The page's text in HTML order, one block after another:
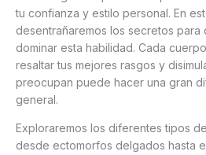
tu confianza y estilo personal. En
desentrañaremos los secretos para
dominar esta habilidad. Cada
resaltar tus mejores rasgos y
preocupan puede hacer una gran
general.
Exploraremos los diferentes tipos
desde ectomorfos delgados hasta